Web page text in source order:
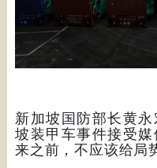
新加坡国防部长黄
坡装甲车事件接受
来之前，不应该给局